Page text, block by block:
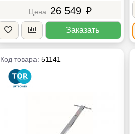
26 549 p
Заказать
Код товара: 51141